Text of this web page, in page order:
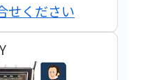
せください